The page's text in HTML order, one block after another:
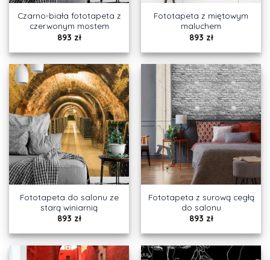
Czarno-biała fototapeta z
czerwonym mostem
893 zł
Fototapeta z miętowym
maluchem
893 zł
Fototapeta do salonu ze
starą winiarnią
893 zł
Fototapeta z surową cegłą
do salonu
893 zł